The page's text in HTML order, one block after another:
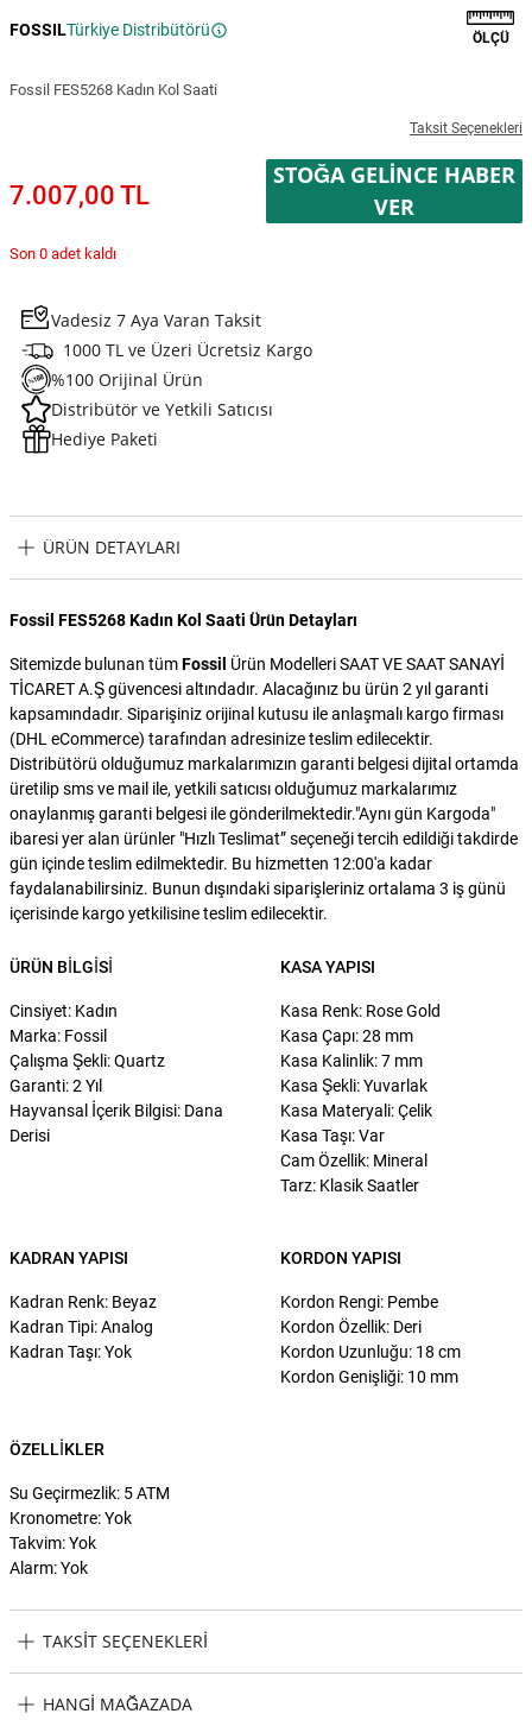
FOSSILTürkiye Distribütörü ÖLÇÜ
Fossil FES5268 Kadın Kol Saati
Taksit Seçenekleri
7.007,00 TL
STOĞA GELINCE HABER
VER
Son 0 adet kaldı
Vadesiz 7 Aya Varan Taksit
1000 TL ve Üzeri Ücretsiz Kargo
%100 Orijinal Ürün
Distribütör ve Yetkili Satıcısı
Hediye Paketi
ÜRÜN DETAYLARI
Fossil FES5268 Kadın Kol Saati Ürün Detayları
Sitemizde bulunan tümFossil Ürün Modelleri SAAT VE SAAT SANAYİ
TİCARET A.Ş güvencesi altındadır. Alacağınız bu ürün 2 yıl garanti
kapsamındadır. Siparişiniz orijinal kutusu ile anlaşmalı kargo firması
(DHL eCommerce) tarafından adresinize teslim edilecektir.
Distribütörü olduğumuz markalarımızın garanti belgesi dijital ortamda
üretilip sms ve mail ile, yetkili satıcısı olduğumuz markalarımız
onaylanmış garanti belgesi ile gönderilmektedir."Aynı gün Kargoda"
ibaresi yer alan ürünler "Hızlı Teslimat” seçeneği tercih edildiği takdirde
gün içinde teslim edilmektedir. Bu hizmetten 12:00'a kadar
faydalanabilirsiniz. Bunun dışındaki siparişleriniz ortalama 3 iş günü
içerisinde kargo yetkilisine teslim edilecektir.
ÜRÜN BILGISI
Cinsiyet: Kadın
Marka: Fossil
Çalışma Şekli: Quartz
Garanti: 2 Yıl
Hayvansal İçerik Bilgisi: Dana
Derisi
KASA YAPISI
Kasa Renk: Rose Gold
Kasa Çapı: 28 mm
Kasa Kalinlik: 7 mm
Kasa Şekli: Yuvarlak
Kasa Materyali: Çelik
Kasa Taşı: Var
Cam Özellik: Mineral
Tarz: Klasik Saatler
KADRAN YAPISI
Kadran Renk: Beyaz
Kadran Tipi: Analog
Kadran Taşı: Yok
KORDON YAPISI
Kordon Rengi: Pembe
Kordon Özellik: Deri
Kordon Uzunluğu: 18 cm
Kordon Genişliği: 10 mm
ÖZELLIKLER
Su Geçirmezlik: 5 ATM
Kronometre: Yok
Takvim: Yok
Alarm: Yok
TAKSIT SEÇENEKLERI
HANGI MAĞAZADA